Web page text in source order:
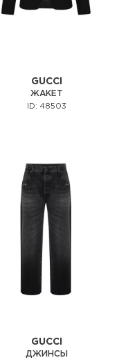
GUCCI
ЖАКЕТ
ID: 48503
GUCCI
ДЖИНСЫ